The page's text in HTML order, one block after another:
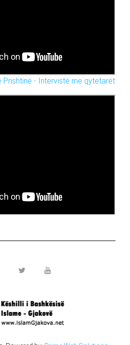
Prishtinë - Intervistë me qytetarët